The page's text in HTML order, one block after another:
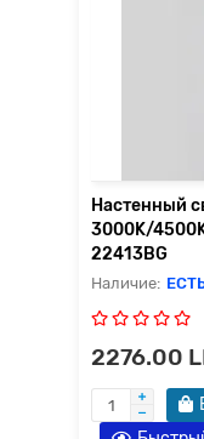
Настенный
3000K/
22413BG
2276.00